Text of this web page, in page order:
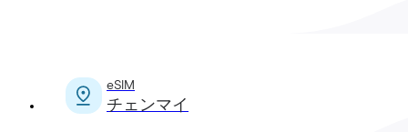
eSIM
チェンマイ